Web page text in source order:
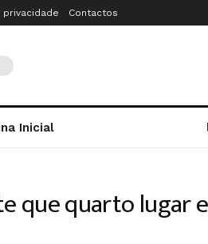
privacidade Contactos
Inicial
que quarto lugar